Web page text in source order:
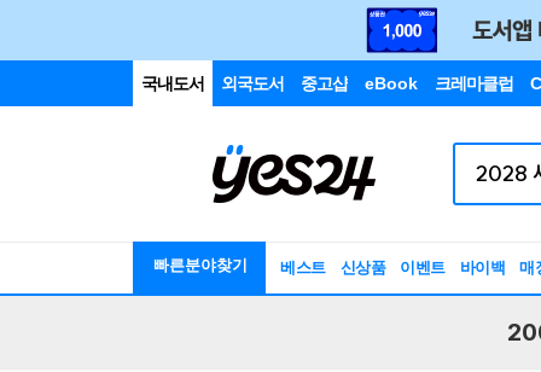
국내도서 외국도서 중고샵 eBook 크레마클럽
빠른분야찾기 베스트 신상품 이벤트 바이백 매